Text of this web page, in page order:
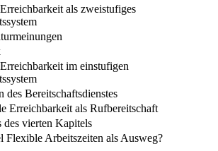
als zweistufiges
im einstufigen
des Bereitschaftsdienstes
Erreichbarkeit als Rufbereitschaft
des vierten Kapitels
Flexible Arbeitszeiten als Ausweg?